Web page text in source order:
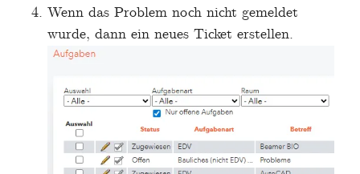
Wenn das Problem noch nicht gemeldet
wurde, dann ein neues Ticket erstellen.